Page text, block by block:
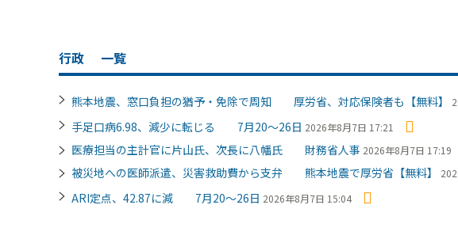
行政 一覧
熊本地震、窓口負担の猶予・免除で周知 厚労省、対応保険者も【無料】
手足口病6.98、減少に転じる 7月20～26日 2026年8月7日 17:21
医療担当の主計官に片山氏、次長に八幡氏 財務省人事 2026年8月7日 17:19
被災地への医師派遣、災害救助費から支弁 熊本地震で厚労省【無料】
ARI定点、42.87に減 7月20～26日 2026年8月7日 15:04